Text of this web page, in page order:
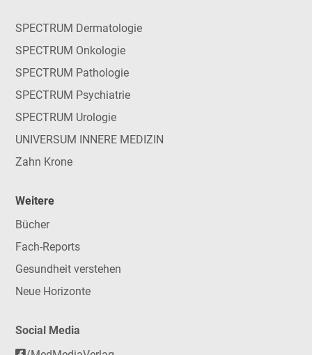
SPECTRUM Dermatologie
SPECTRUM Onkologie
SPECTRUM Pathologie
SPECTRUM Psychiatrie
SPECTRUM Urologie
UNIVERSUM INNERE MEDIZIN
Zahn Krone
Weitere
Bücher
Fach-Reports
Gesundheit verstehen
Neue Horizonte
Social Media